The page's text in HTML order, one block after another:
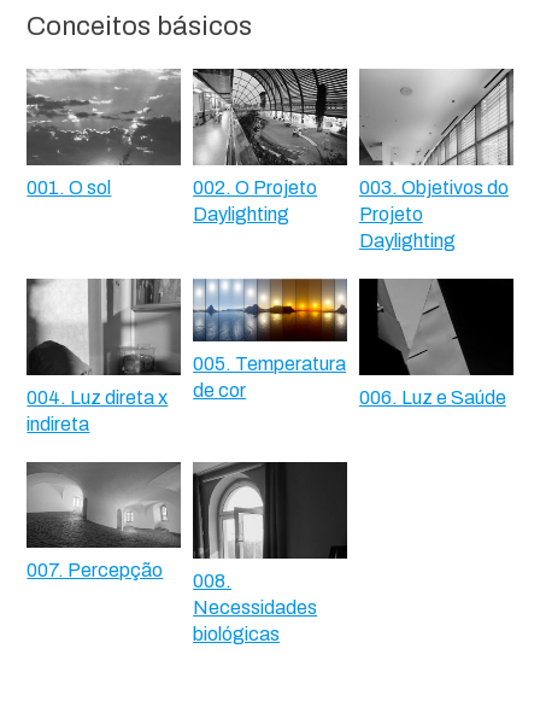
Conceitos básicos
001. O sol
002. O Projeto
Daylighting
003. Objetivos do
Projeto
Daylighting
004. Luz direta x
indireta
005. Temperatura
de cor
006. Luz e Saúde
007. Percepção
008.
Necessidades
biológicas